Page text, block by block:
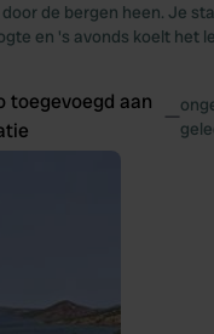
de bergen heen. Je
en 's avonds koelt het
toegevoegd aan
—